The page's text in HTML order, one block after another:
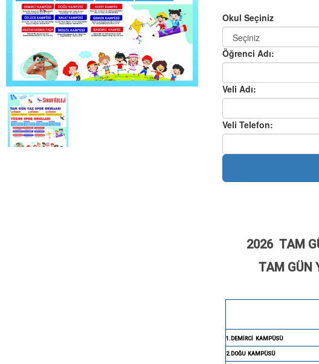
2026 TAM
TAM GÜN
1.DEMİRCİ KAMPÜSÜ
2.DOĞU KAMPÜSÜ